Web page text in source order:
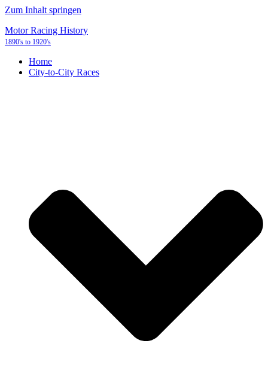
Zum Inhalt springen
Motor Racing History
1890's to 1920's
Home
City-to-City Races